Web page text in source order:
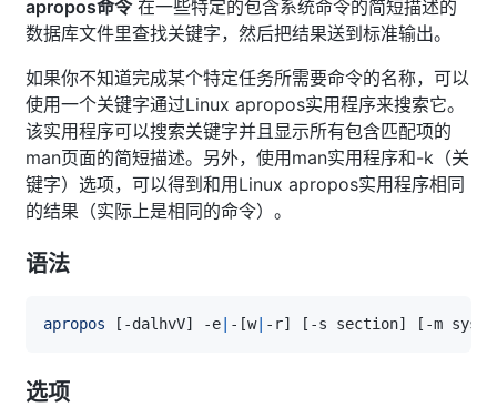
apropos命令在一些特定的包含系统命令的简短描述的
数据库文件里查找关键字，然后把结果送到标准输出。
如果你不知道完成某个特定任务所需要命令的名称，可以
使用一个关键字通过Linux apropos实用程序来搜索它。
该实用程序可以搜索关键字并且显示所有包含匹配项的
man页面的简短描述。另外，使用man实用程序和-k（关
键字）选项，可以得到和用Linux apropos实用程序相同
的结果（实际上是相同的命令）。
语法
apropos [ -dalhvV] -e - [w| -r] [ -s section] [ -m
选项